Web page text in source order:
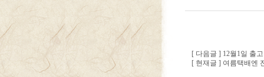
[ 다음글 ] 12월1일 출
[ 현재글 ] 여름택배엔